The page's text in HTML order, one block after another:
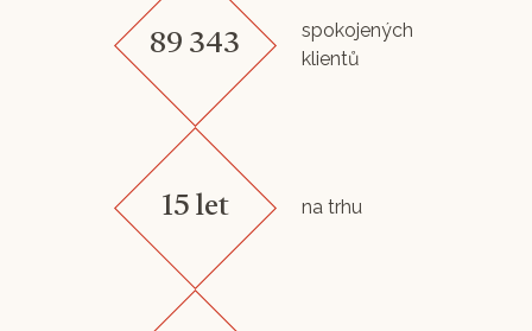
89 343
spokojených
klientů
15 let na trhu